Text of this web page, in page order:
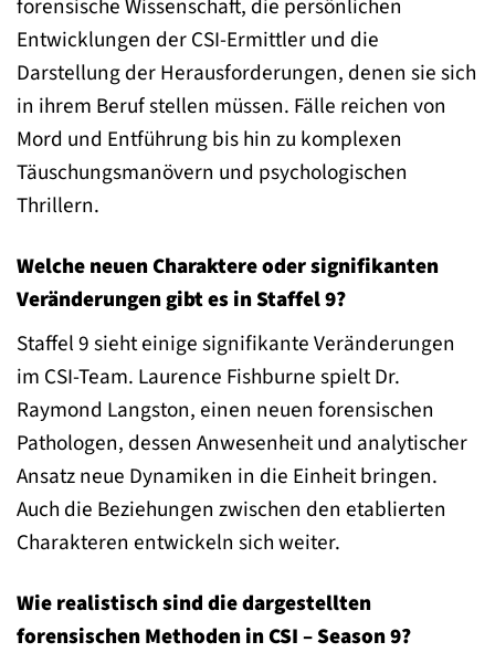
forensische Wissenschaft, die persönlichen
Entwicklungen der CSI-Ermittler und die
Darstellung der Herausforderungen, denen sie sich
in ihrem Beruf stellen müssen. Fälle reichen von
Mord und Entführung bis hin zu komplexen
Täuschungsmanövern und psychologischen
Thrillern.
Welche neuen Charaktere oder signifikanten
Veränderungen gibt es in Staffel 9?
Staffel 9 sieht einige signifikante Veränderungen
im CSI-Team. Laurence Fishburne spielt Dr.
Raymond Langston, einen neuen forensischen
Pathologen, dessen Anwesenheit und analytischer
Ansatz neue Dynamiken in die Einheit bringen.
Auch die Beziehungen zwischen den etablierten
Charakteren entwickeln sich weiter.
Wie realistisch sind die dargestellten
forensischen Methoden in CSI – Season 9?